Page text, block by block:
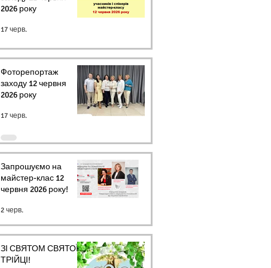
2026 року
17 черв.
Фоторепортаж
заходу 12 червня
2026 року
17 черв.
Запрошуємо на
майстер-клас 12
червня 2026 року!
2 черв.
ЗІ СВЯТОМ СВЯТОЇ
ТРІЙЦІ!